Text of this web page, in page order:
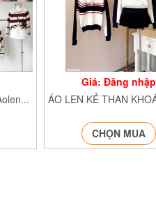
Áo len lông thỏ cổ polo AolenkekhuygoA756
Giá: Đăng nhập
CHỌN MUA